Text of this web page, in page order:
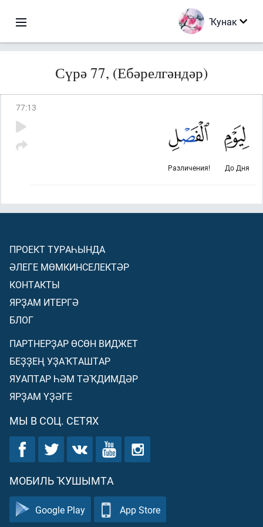
Ҡунак
Сүрә 77, (Ебәрелгәндәр)
77:13
До Дня
Различения!
ПРОЕКТ ТУРАҺЫНДА
ӘЛЕГЕ МӨМКИНСЕЛЕКТӘР
КОНТАКТЫ
ЯРҘАМ ИТЕРГӘ
БЛОГ
ПАРТНЕРҘАР ӨСӨН ВИДЖЕТ
БЕҘҘЕҢ УҘАҠТАШТАР
ЯУАПТАР ҺӘМ ТӘҠДИМДӘР
ЯРҘАМ ҮҘӘГЕ
МЫ В СОЦ. СЕТЯХ
МОБИЛЬ ҠУШЫМТА
Google Play App Store